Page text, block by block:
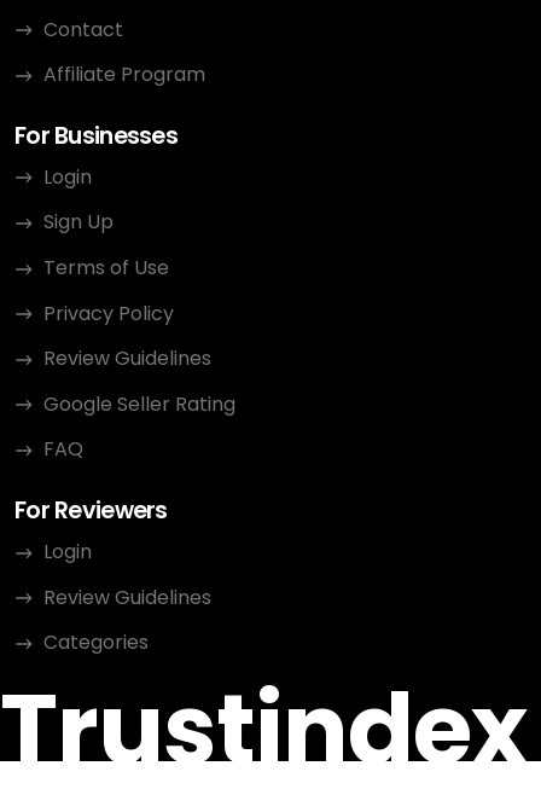
Contact
Affiliate Program
For Businesses
Login
Sign Up
Terms of Use
Privacy Policy
Review Guidelines
Google Seller Rating
FAQ
For Reviewers
Login
Review Guidelines
Categories
Trustindex